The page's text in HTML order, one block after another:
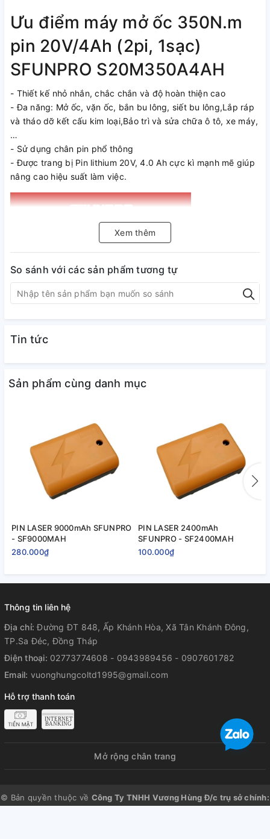
Ưu điểm máy mở ốc 350N.m
pin 20V/4Ah (2pi, 1sạc)
SFUNPRO S20M350A4AH
- Thiết kế nhỏ nhắn, chắc chắn và độ hoàn thiện cao
- Đa năng: Mở ốc, vặn ốc, bắn bu lông, siết bu lông,Lắp ráp
và tháo dỡ kết cấu kim loại,Bảo trì và sửa chữa ô tô, xe máy,
…
- Sử dụng chân pin phổ thông
- Được trang bị Pin lithium 20V, 4.0 Ah cực kì mạnh mẽ giúp
nâng cao hiệu suất làm việc.
tham khảo:
- Khi chạy không tải 119 phút.
- Siết và nới đai ốc M16 cấp lực thấp 3321 ốc.
- Siết và nới đai ốc M16 cấp lực trung bình 1795 ốc.
- Siết và nới đai ốc M16 cấp lực cao 912 ốc.
Xem thêm
So sánh với các sản phẩm tương tự
Tin tức
Sản phẩm cùng danh mục
PIN LASER 9000mAh SFUNPRO
- SF9000MAH
280.000₫
PIN LASER 2400mAh
SFUNPRO - SF2400MAH
100.000₫
Thông tin liên hệ
Địa chỉ:Đường ĐT 848, Ấp Khánh Hòa, Xã Tân Khánh Đông,
TP.Sa Đéc, Đồng Tháp
Điện thoại: 02773774608 - 0943989456 - 0907601782
Email: vuonghungcoltd1995@gmail.com
Hỗ trợ thanh toán
Mở rộng chân trang
© Bản quyền thuộc về Công Ty TNHH Vương Hùng Đ/c trụ sở chính: